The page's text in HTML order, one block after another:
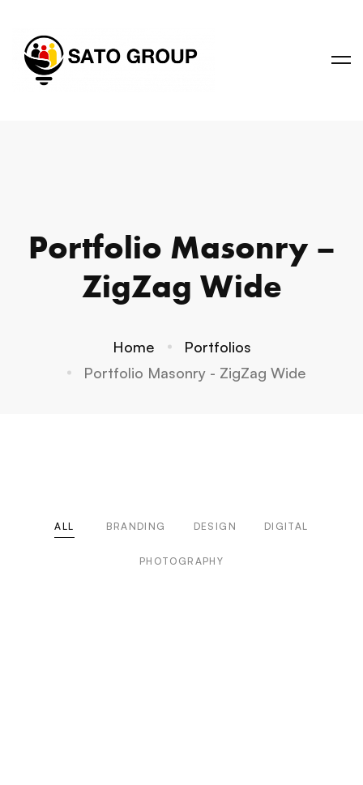
Portfolio Masonry –
ZigZag Wide
Home
Portfolios
Portfolio Masonry - ZigZag Wide
ALL BRANDING DESIGN DIGITAL
PHOTOGRAPHY